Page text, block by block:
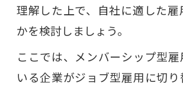
理解した上で、自社に適した雇
かを検討しましょう。
ここでは、メンバーシップ型
いる企業がジョブ型雇用に切